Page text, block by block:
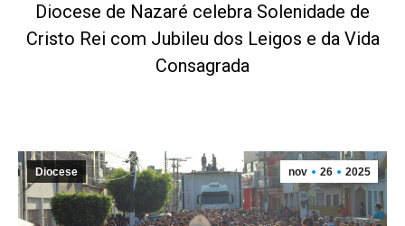
Diocese de Nazaré celebra Solenidade de
Cristo Rei com Jubileu dos Leigos e da Vida
Consagrada
nov 26 2025
Diocese